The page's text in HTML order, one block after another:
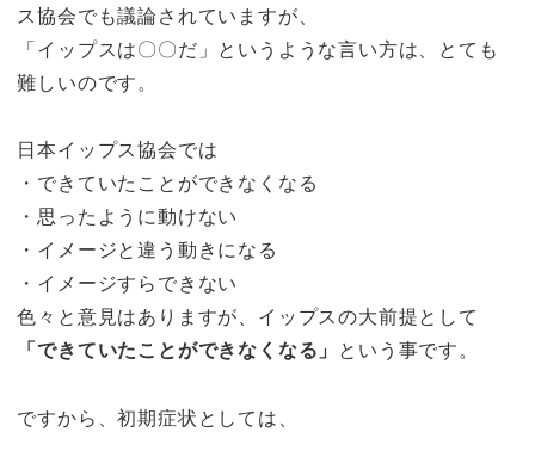
ス協会でも議論されていますが、
「イップスは〇〇だ」というような言い方は、とても
難しいのです。
日本イップス協会では
・できていたことができなくなる
・思ったように動けない
・イメージと違う動きになる
・イメージすらできない
色々と意見はありますが、イップスの大前提として
「できていたことができなくなる」 という事です。
ですから、初期症状としては、